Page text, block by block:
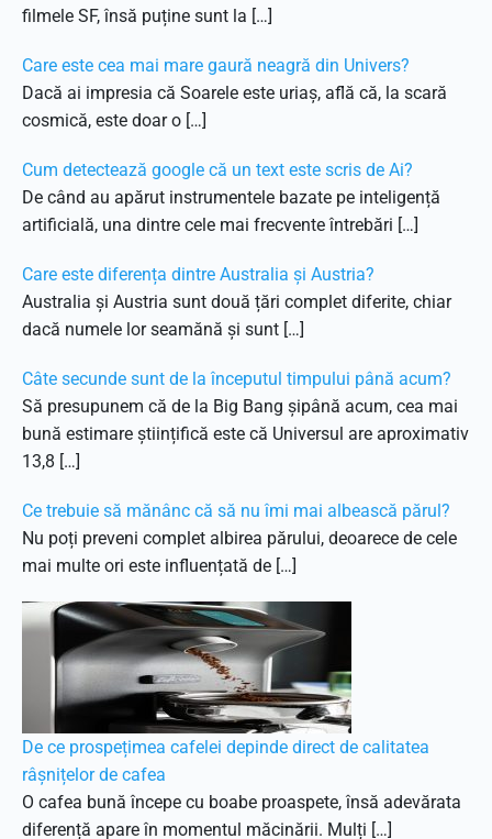
filmele SF, însă puține sunt la […]
Care este cea mai mare gaură neagră din Univers?
Dacă ai impresia că Soarele este uriaș, află că, la scară
cosmică, este doar o […]
Cum detectează google că un text este scris de Ai?
De când au apărut instrumentele bazate pe inteligență
artificială, una dintre cele mai frecvente întrebări […]
Care este diferența dintre Australia și Austria?
Australia și Austria sunt două țări complet diferite, chiar
dacă numele lor seamănă și sunt […]
Câte secunde sunt de la începutul timpului până acum?
Să presupunem că de la Big Bang șipână acum, cea mai
bună estimare științifică este că Universul are aproximativ
13,8 […]
Ce trebuie să mănânc că să nu îmi mai albească părul?
Nu poți preveni complet albirea părului, deoarece de cele
mai multe ori este influențată de […]
De ce prospețimea cafelei depinde direct de calitatea
râșnițelor de cafea
O cafea bună începe cu boabe proaspete, însă adevărata
diferență apare în momentul măcinării. Mulți […]